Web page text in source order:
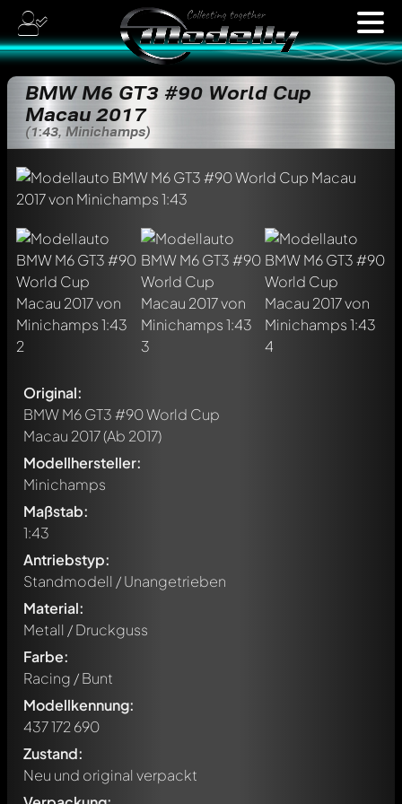
BMW M6 GT3 #90 World Cup
Macau 2017
(1:43, Minichamps)
Original:
BMW M6 GT3 #90 World Cup
Macau 2017(Ab 2017)
Modellhersteller:
Minichamps
Maßstab:
1:43
Antriebstyp:
Standmodell / Unangetrieben
Material:
Metall / Druckguss
Farbe:
Racing / Bunt
Modellkennung:
437 172 690
Zustand:
Neu und original verpackt